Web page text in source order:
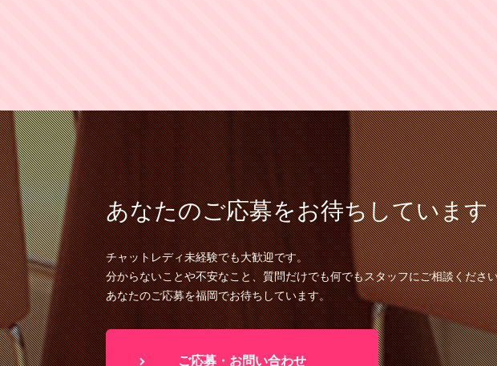
あなたのご応募をお待ちしています
チャットレディ未経験でも大歓迎です。
分からないことや不安なこと、質問だけでも何でもスタッフにご相談くださ
あなたのご応募を福岡でお待ちしています。
ご応募・お問い合わせ